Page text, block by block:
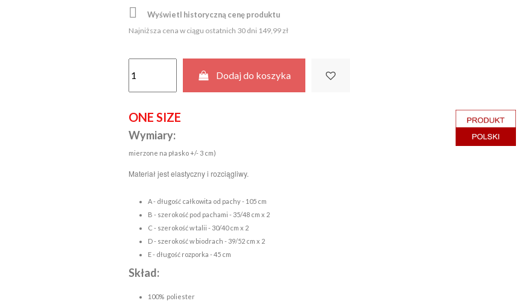
 Wyświetl historyczną cenę produktu
Najniższa cena w ciągu ostatnich 30 dni 149,99 zł
Dodaj do koszyka
ONE SIZE
Wymiary:
mierzone na płasko +/- 3 cm)
Materiał jest elastyczny i rozciągliwy.
A - długość całkowita od pachy - 105 cm
B - szerokość pod pachami - 35/48 cm x 2
C - szerokość w talii - 30/40 cm x 2
D - szerokość w biodrach - 39/52 cm x 2
E - długość rozporka - 45 cm
Skład:
100% poliester